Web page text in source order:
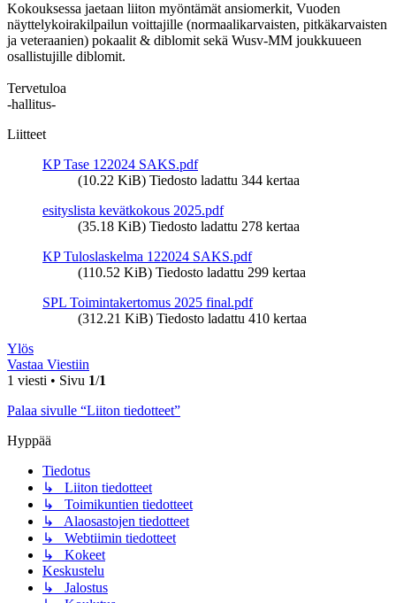
Kokouksessa jaetaan liiton myöntämät ansiomerkit, Vuoden
näyttelykoirakilpailun voittajille (normaalikarvaisten, pitkäkarvaisten
ja veteraanien) pokaalit & diblomit sekä Wusv-MM joukkuueen
osallistujille diblomit.
Tervetuloa
-hallitus-
Liitteet
KP Tase 122024 SAKS.pdf
(10.22 KiB) Tiedosto ladattu 344 kertaa
esityslista kevätkokous 2025.pdf
(35.18 KiB) Tiedosto ladattu 278 kertaa
KP Tuloslaskelma 122024 SAKS.pdf
(110.52 KiB) Tiedosto ladattu 299 kertaa
SPL Toimintakertomus 2025 final.pdf
(312.21 KiB) Tiedosto ladattu 410 kertaa
Ylös
Vastaa Viestiin
1 viesti • Sivu 1/1
Palaa sivulle “Liiton tiedotteet”
Hyppää
Tiedotus
↳ Liiton tiedotteet
↳ Toimikuntien tiedotteet
↳ Alaosastojen tiedotteet
↳ Webtiimin tiedotteet
↳ Kokeet
Keskustelu
↳ Jalostus